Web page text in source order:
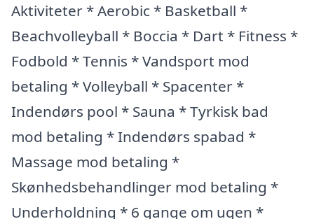
Aktiviteter * Aerobic * Basketball *
Beachvolleyball * Boccia * Dart * Fitness *
Fodbold * Tennis * Vandsport mod
betaling * Volleyball * Spacenter *
Indendørs pool * Sauna * Tyrkisk bad
mod betaling * Indendørs spabad *
Massage mod betaling *
Skønhedsbehandlinger mod betaling *
Underholdning * 6 gange om ugen *